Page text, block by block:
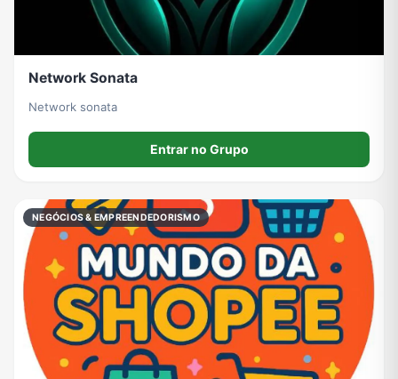
Network Sonata
Network sonata
Entrar no Grupo
NEGÓCIOS & EMPREENDEDORISMO